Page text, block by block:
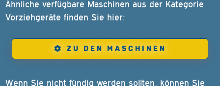
Ähnliche verfügbare Maschinen aus der Kategorie
Vorziehgeräte finden Sie hier:
ZU DEN MASCHINEN
Wenn Sie nicht fündig werden sollten, können Sie